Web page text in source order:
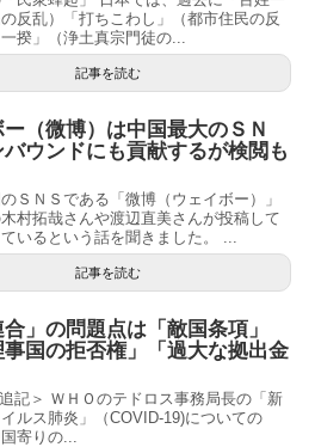
反乱）「打ちこわし」（都市住民の反
揆」（浄土真宗門徒の...
記事を読む
ー（微博）は中国最大のＳＮ
バウンドにも貢献するが検閲も
ＳＮＳである「微博（ウェイボー）」
村拓哉さんや渡辺直美さんが投稿して
いるという話を聞きました。 ...
記事を読む
合」の問題点は「敵国条項」
事国の拒否権」「過大な拠出金
記＞ ＷＨＯのテドロス事務局長の「新
ルス肺炎」（COVID-19)についての
寄りの...